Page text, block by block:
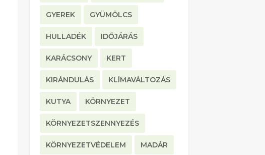
GYEREK GYÜMÖLCS
HULLADÉK IDŐJÁRÁS
KARÁCSONY KERT
KIRÁNDULÁS KLÍMAVÁLTOZÁS
KUTYA KÖRNYEZET
KÖRNYEZETSZENNYEZÉS
KÖRNYEZETVÉDELEM MADÁR